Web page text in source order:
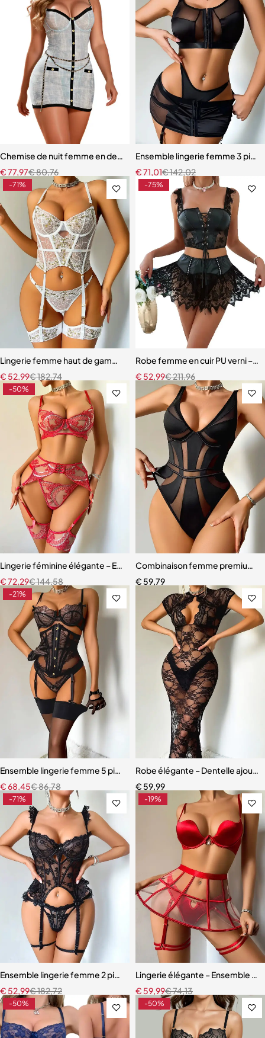
Chemise de nuit femme en dentelle bleue – Babydoll avec
€80,76
€77,97
Ensemble lingerie femme 3
€142,02
€71,01
-71%
Lingerie femme haut de gamme – Dentelle raffinée avec effet
€182,74
€ 52,99
-75%
Robe femme en cuir PU verni –
€211,96
€ 52,99
-50%
Lingerie féminine élégante – Ensemble avec porte-jarretelles et
€144,58
€72,29
Combinaison femme premium
€ 59,79
-21%
Ensemble lingerie femme 5 pièces – Dentelle brodée avec cache-
€86,78
€68,45
Robe élégante – Dentelle
€ 59,99
-71%
Ensemble lingerie femme 2 pièces – Dentelle à cils et broderie
€182,72
€ 52,99
-19%
Lingerie élégante – Ensemble
€74,13
€ 59,99
-50% -50%